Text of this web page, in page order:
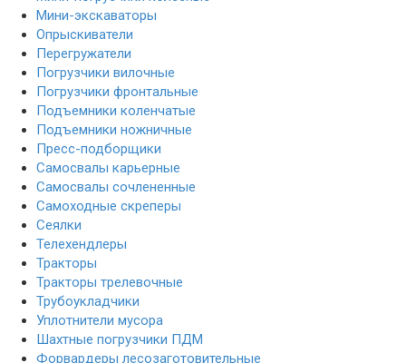
Мини-экскаваторы
Опрыскиватели
Перегружатели
Погрузчики вилочные
Погрузчики фронтальные
Подъемники коленчатые
Подъемники ножничные
Пресс-подборщики
Самосвалы карьерные
Самосвалы сочлененные
Самоходные скреперы
Сеялки
Телехендлеры
Тракторы
Тракторы трелевочные
Трубоукладчики
Уплотнители мусора
Шахтные погрузчики ПДМ
Форвардеры лесозаготовительные